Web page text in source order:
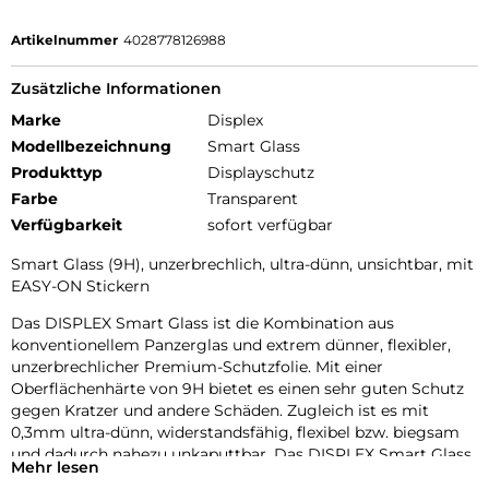
Artikelnummer 4028778126988
Zusätzliche Informationen
Marke
Displex
Modellbezeichnung
Smart Glass
Produkttyp
Displayschutz
Farbe
Transparent
Verfügbarkeit
sofort verfügbar
Smart Glass (9H), unzerbrechlich, ultra-dünn, unsichtbar, mit
EASY-ON Stickern
Das DISPLEX Smart Glass ist die Kombination aus
konventionellem Panzerglas und extrem dünner, flexibler,
unzerbrechlicher Premium-Schutzfolie. Mit einer
Oberflächenhärte von 9H bietet es einen sehr guten Schutz
gegen Kratzer und andere Schäden. Zugleich ist es mit
0,3mm ultra-dünn, widerstandsfähig, flexibel bzw. biegsam
und dadurch nahezu unkaputtbar. Das DISPLEX Smart Glass
wird mit modernster Lasertechnologie in unserer
Mehr lesen